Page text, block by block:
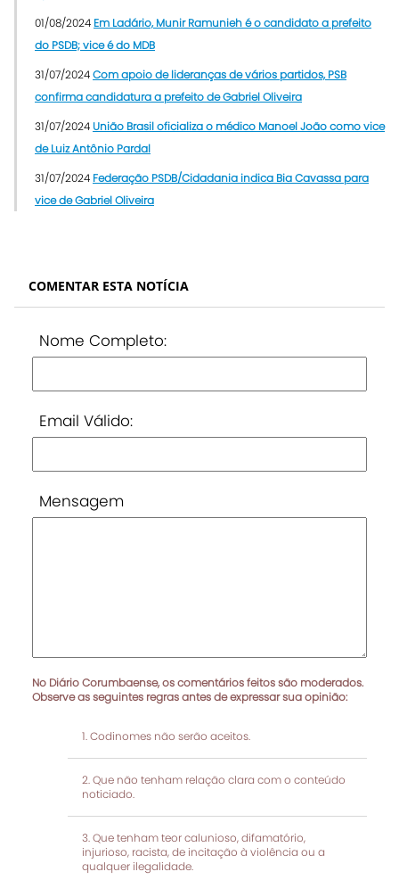
01/08/2024 Em Ladário, Munir Ramunieh é o candidato a prefeito
do PSDB; vice é do MDB
31/07/2024Com apoio de lideranças de vários partidos, PSB
confirma candidatura a prefeito de Gabriel Oliveira
31/07/2024 União Brasil oficializa o médico Manoel João como vice
de Luiz Antônio Pardal
31/07/2024 Federação PSDB/Cidadania indica Bia Cavassa para
vice de Gabriel Oliveira
COMENTAR ESTA NOTÍCIA
Nome Completo:
Email Válido:
Mensagem
No Diário Corumbaense, os comentários feitos são moderados.
Observe as seguintes regras antes de expressar sua opinião:
Codinomes não serão aceitos.
Que não tenham relação clara com o conteúdo
noticiado.
Que tenham teor calunioso, difamatório,
injurioso, racista, de incitação à violência ou a
qualquer ilegalidade.